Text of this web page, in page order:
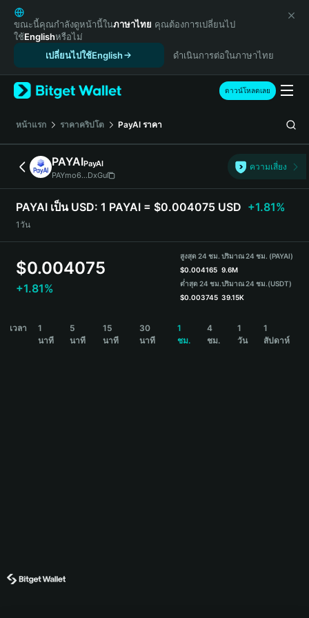
English
日本語
Tiếng Việt
Español (Latinoamérica)
Türkçe
Français
Deutsch
简体中文
繁體中文
Português (Portugal)
Bahasa Indonesia
ภาษาไทย
हिन्दी
Español
Português (Brasil)
ขณะนี้คุณกำลังดูหน้านี้ในภาษาไทย คุณต้องการเปลี่ยนไป
ใช้Englishหรือไม่
เปลี่ยนไปใช้English
ดำเนินการต่อในภาษาไทย
ดาวน์โหลดเลย
หน้าแรก ราคาคริปโต PayAI ราคา
PAYAIPayAI
PAYmo6...DxGu
ความเสี่ยง
PAYAI เป็น USD: 1 PAYAI = $0.004075 USD +1.81%
1วัน
$0.004075
+1.81%
สูงสุด 24 ชม.
$0.004165
ต่ำสุด 24 ชม.
$0.003745
ปริมาณ 24 ชม. (PAYAI)
9.6M
ปริมาณ 24 ชม.(USDT)
39.15K
เวลา
1
นาที
5
นาที
15
นาที
30
นาที
1
ชม.
4
ชม.
1
วัน
1
สัปดาห์